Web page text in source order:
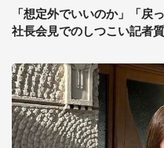
「想定外でいいのか」「戻
社長会見でのしつこい記者